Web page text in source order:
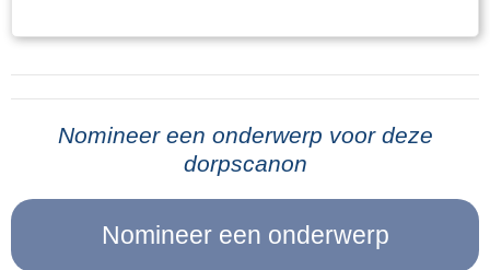
Voor ons, militairen, werd het al min of meer
gewoonte, daar wij reeds een jaar wacht
hadden gehad aan de grens en reeds tallooze
malen in stelling waren geweest vanwege het
geweren, werden op een zolder in de koeienstal
van heit opgeslagen. De parachutes, waar de
wapens mee gedropt waren, werden daarna in
de mesthoop achter de boerderij begraven. De
volgende morgen vroeg toen heit van het
een andere boer, zag hij dat er nog een pluim
van een parachute boven de mesthoop uitstak.
Nomineer een onderwerp voor deze
dorpscanon